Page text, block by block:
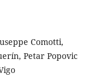
Comotti,
Petar Popovic